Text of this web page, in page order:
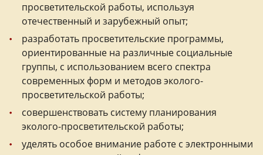
просветительской работы, используя
отечественный и зарубежный опыт;
разработать просветительские программы,
ориентированные на различные социальные
группы, с использованием всего спектра
современных форм и методов эколого-
просветительской работы;
совершенствовать систему планирования
эколого-просветительской работы;
уделять особое внимание работе с электронными